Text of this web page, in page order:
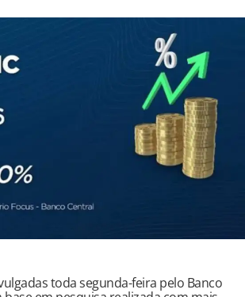
toda segunda-feira pelo Banco